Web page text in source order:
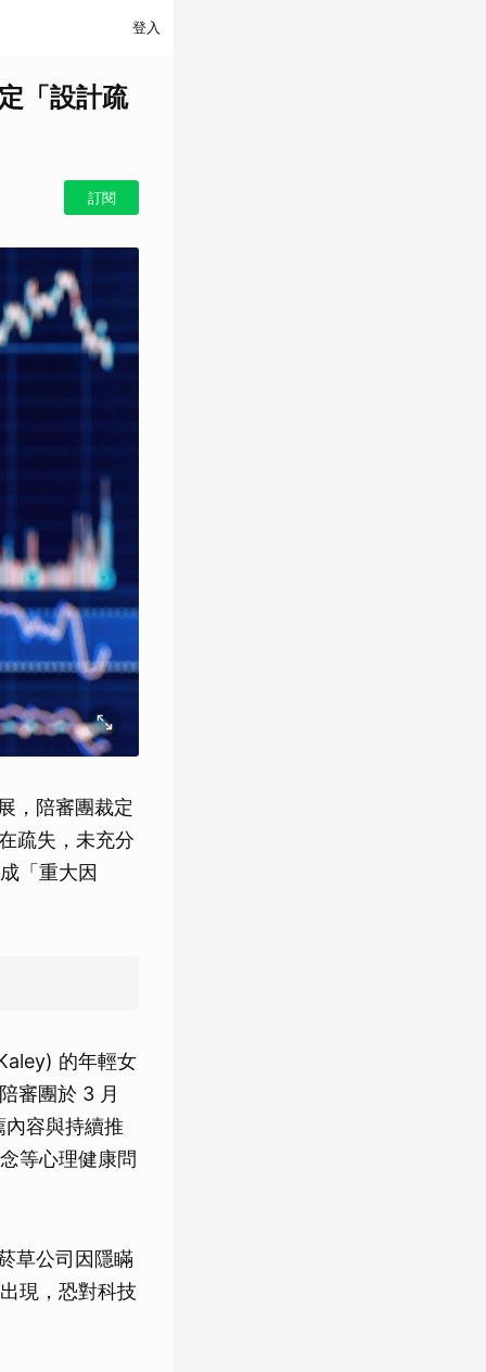
登入
「設計疏
訂閱
，陪審團裁定
疏失，未充分
「重大因
的年輕女
審團於 3 月
容與持續推
等心理健康問
草公司因隱瞞
現，恐對科技